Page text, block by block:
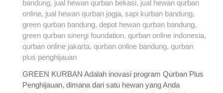
GREEN KURBAN Adalah inovasi program Qurban Plus
Penghijauan, dimana dari satu hewan yang Anda